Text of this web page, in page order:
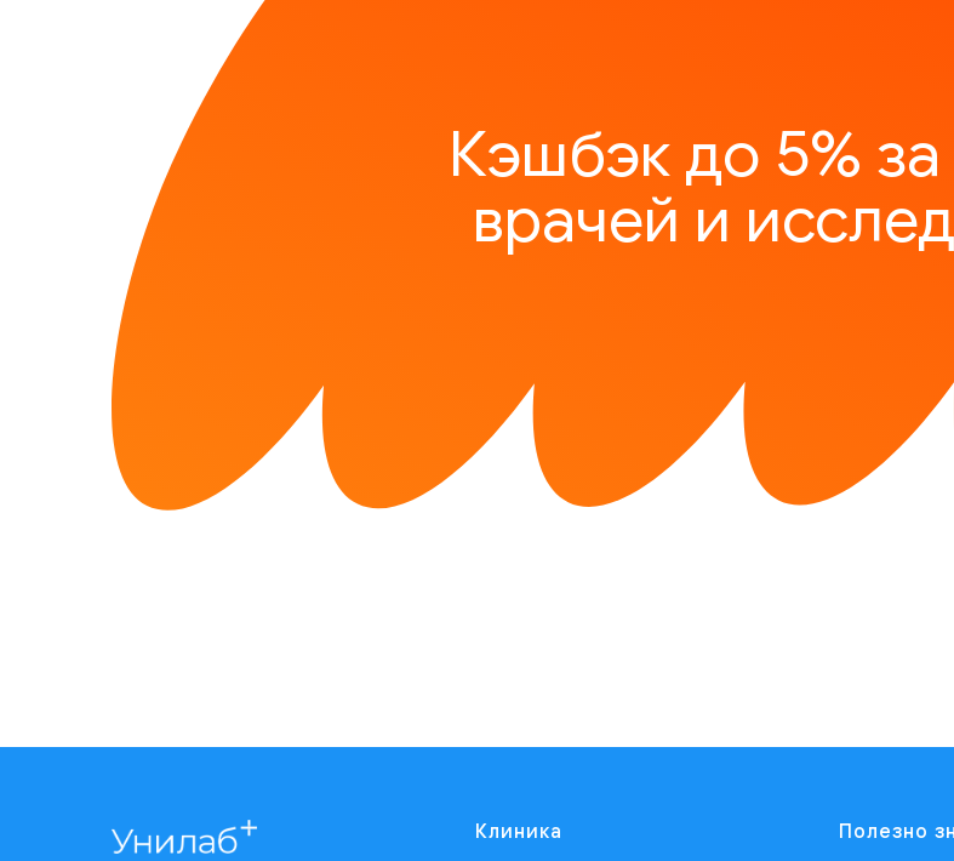
Кэшбэк до 5%
врачей и
Клиника Полезно